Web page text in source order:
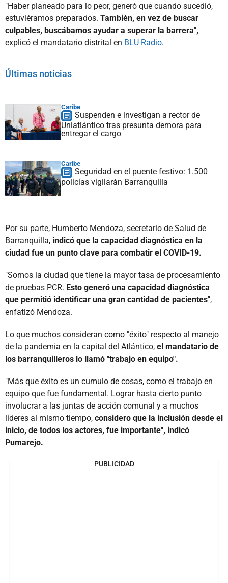
"Haber planeado para lo peor, generó que cuando sucedió,
estuviéramos preparados. También, en vez de buscar
culpables, buscábamos ayudar a superar la barrera",
explicó el mandatario distrital en BLU Radio.
Últimas noticias
Caribe
Suspenden e investigan a rector de
Uniatlántico tras presunta demora para
entregar el cargo
Caribe
Seguridad en el puente festivo: 1.500
policías vigilarán Barranquilla
Por su parte, Humberto Mendoza, secretario de Salud de
Barranquilla, indicó que la capacidad diagnóstica en la
ciudad fue un punto clave para combatir el COVID-19.
"Somos la ciudad que tiene la mayor tasa de procesamiento
de pruebas PCR. Esto generó una capacidad diagnóstica
que permitió identificar una gran cantidad de pacientes",
enfatizó Mendoza.
Lo que muchos consideran como "éxito" respecto al manejo
de la pandemia en la capital del Atlántico, el mandatario de
los barranquilleros lo llamó "trabajo en equipo".
"Más que éxito es un cumulo de cosas, como el trabajo en
equipo que fue fundamental. Lograr hasta cierto punto
involucrar a las juntas de acción comunal y a muchos
líderes al mismo tiempo, considero que la inclusión desde el
inicio, de todos los actores, fue importante", indicó
Pumarejo.
PUBLICIDAD